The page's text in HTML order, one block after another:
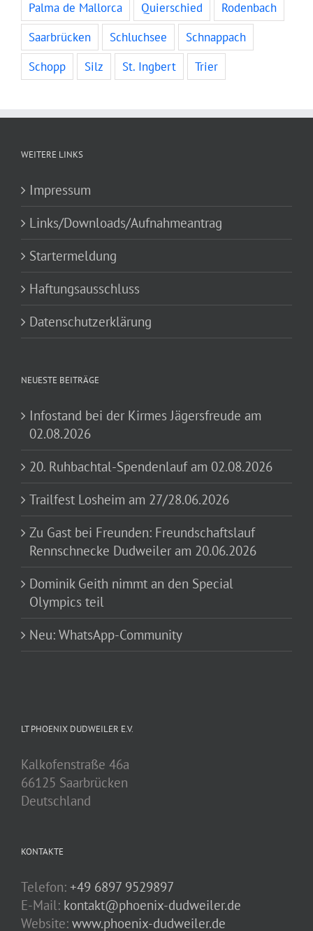
Palma de Mallorca
Quierschied
Rodenbach
Saarbrücken
Schluchsee
Schnappach
Schopp
Silz St. Ingbert Trier
WEITERE LINKS
Impressum
Links/Downloads/Aufnahmeantrag
Startermeldung
Haftungsausschluss
Datenschutzerklärung
NEUESTE BEITRÄGE
Infostand bei der Kirmes Jägersfreude am
02.08.2026
20. Ruhbachtal-Spendenlauf am 02.08.2026
Trailfest Losheim am 27/28.06.2026
Zu Gast bei Freunden: Freundschaftslauf
Rennschnecke Dudweiler am 20.06.2026
Dominik Geith nimmt an den Special
Olympics teil
Neu: WhatsApp-Community
LT PHOENIX DUDWEILER E.V.
Kalkofenstraße 46a
66125 Saarbrücken
Deutschland
KONTAKTE
Telefon: +49 6897 9529897
E-Mail: kontakt@phoenix-dudweiler.de
Website: www.phoenix-dudweiler.de